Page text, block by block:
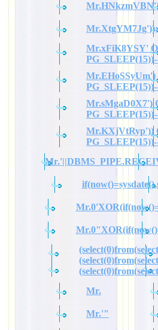
Mr.xFiK8YSY'
Mr.sMgaD0X7')
Mr.KXjVtRyp'))
Mr.
Mr.'"